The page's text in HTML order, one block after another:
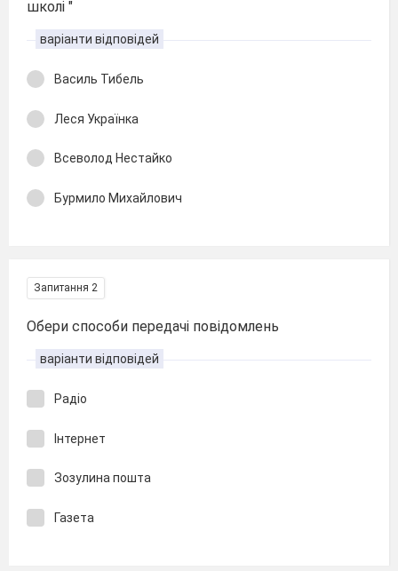
школі "
варіанти відповідей
Василь Тибель
Леся Українка
Всеволод Нестайко
Бурмило Михайлович
Запитання 2
Обери способи передачі повідомлень
варіанти відповідей
Радіо
Інтернет
Зозулина пошта
Газета